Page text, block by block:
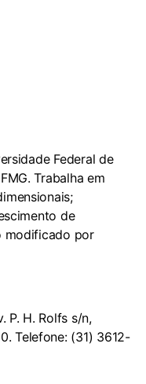
Federal de
Trabalha em
de
modificado por
P. H. Rolfs s/n,
Telefone: (31) 3612-